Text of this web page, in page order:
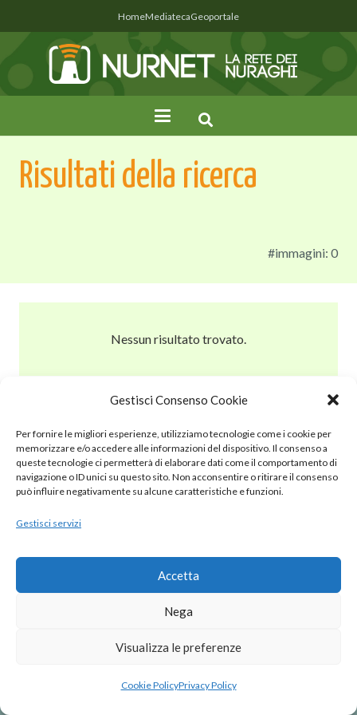
Gestisci Consenso Cookie
Per fornire le migliori esperienze, utilizziamo tecnologie come i cookie per
memorizzare e/o accedere alle informazioni del dispositivo. Il consenso a
queste tecnologie ci permetterà di elaborare dati come il comportamento di
navigazione o ID unici su questo sito. Non acconsentire o ritirare il consenso
può influire negativamente su alcune caratteristiche e funzioni.
Gestisci servizi
Accetta
Nega
Visualizza le preferenze
Cookie PolicyPrivacy Policy
HomeMediatecaGeoportale
Risultati della ricerca
#immagini: 0
Nessun risultato trovato.
antoniopalumbo.it
Cookie Policy (UE)
Privacy Policy